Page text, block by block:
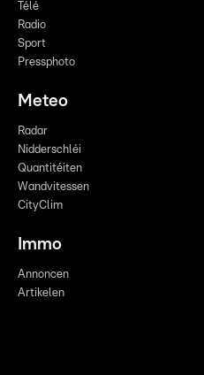
Télé
Radio
Sport
Pressphoto
Meteo
Radar
Nidderschléi
Quantitéiten
Wandvitessen
CityClim
Immo
Annoncen
Artikelen